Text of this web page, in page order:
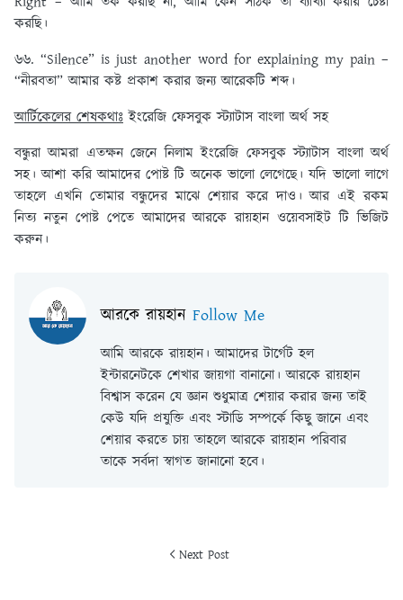
করছি।
৬৬. “Silence” is just another word for explaining my pain –
“নীরবতা” আমার কষ্ট প্রকাশ করার জন্য আরেকটি শব্দ।
আর্টিকেলের শেষকথাঃ ইংরেজি ফেসবুক স্ট্যাটাস বাংলা অর্থ সহ
বন্ধুরা আমরা এতক্ষন জেনে নিলাম ইংরেজি ফেসবুক স্ট্যাটাস বাংলা অর্থ
সহ। আশা করি আমাদের পোষ্ট টি অনেক ভালো লেগেছে। যদি ভালো লাগে
তাহলে এখনি তোমার বন্ধুদের মাঝে শেয়ার করে দাও। আর এই রকম
নিত্য নতুন পোষ্ট পেতে আমাদের আরকে রায়হান ওয়েবসাইট টি ভিজিট
করুন।
আরকে রায়হান Follow Me
আমি আরকে রায়হান। আমাদের টার্গেট হল
ইন্টারনেটকে শেখার জায়গা বানানো। আরকে রায়হান
বিশ্বাস করেন যে জ্ঞান শুধুমাত্র শেয়ার করার জন্য তাই
কেউ যদি প্রযুক্তি এবং স্টাডি সম্পর্কে কিছু জানে এবং
শেয়ার করতে চায় তাহলে আরকে রায়হান পরিবার
তাকে সর্বদা স্বাগত জানানো হবে।
Next Post